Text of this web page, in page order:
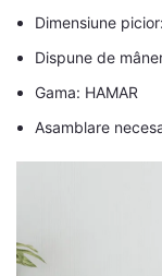
Dimensiune
Dispune de
Gama: HAMAR
Asamblare